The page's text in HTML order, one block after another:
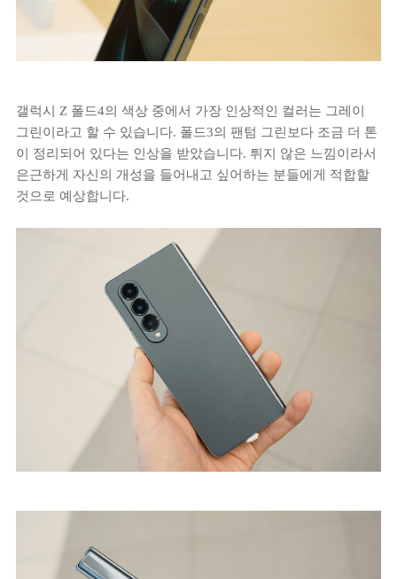
갤럭시 Z 폴드4의 색상 중에서 가장 인상적인 컬러는 그레이
그린이라고 할 수 있습니다. 폴드3의 팬텀 그린보다 조금 더 톤
이 정리되어 있다는 인상을 받았습니다. 튀지 않은 느낌이라서
은근하게 자신의 개성을 들어내고 싶어하는 분들에게 적합할
것으로 예상합니다.